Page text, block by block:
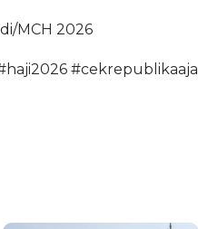
MCH 2026
#cekrepublikaaja